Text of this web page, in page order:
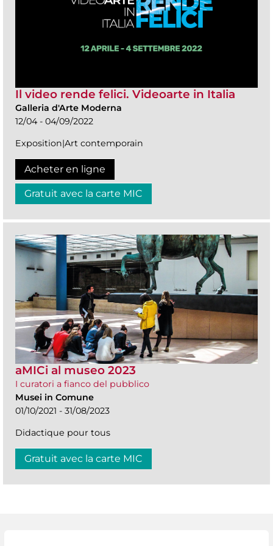
Il video rende felici. Videoarte in Italia
Galleria d'Arte Moderna
12/04 - 04/09/2022
Exposition|Art contemporain
Acheter en ligne
Gratuit avec la carte MIC
aMICi al museo 2023
I curatori a fianco del pubblico
Musei in Comune
01/10/2021 - 31/08/2023
Didactique pour tous
Gratuit avec la carte MIC